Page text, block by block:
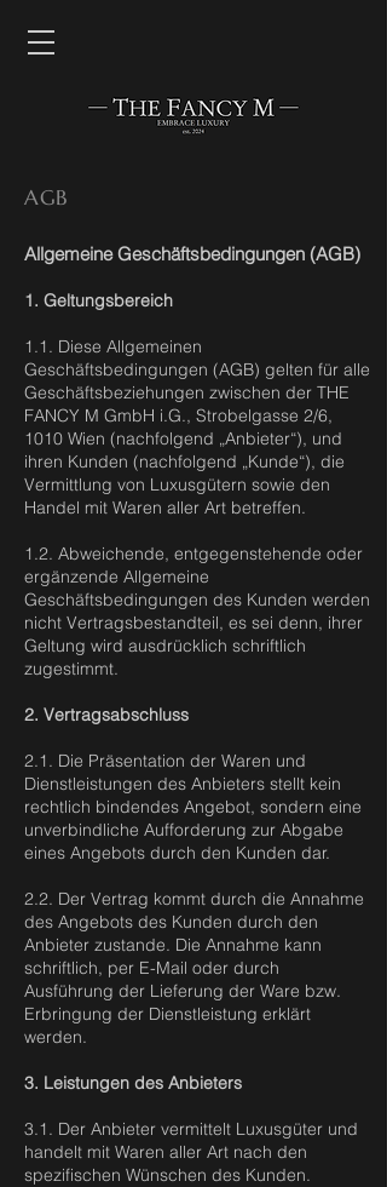
AGB
Allgemeine Geschäftsbedingungen (AGB)
1. Geltungsbereich
1.1. Diese Allgemeinen
Geschäftsbedingungen (AGB) gelten für alle
Geschäftsbeziehungen zwischen der THE
FANCY M GmbH i.G., Strobelgasse 2/6,
1010 Wien (nachfolgend „Anbieter“), und
ihren Kunden (nachfolgend „Kunde“), die
Vermittlung von Luxusgütern sowie den
Handel mit Waren aller Art betreffen.
1.2. Abweichende, entgegenstehende oder
ergänzende Allgemeine
Geschäftsbedingungen des Kunden werden
nicht Vertragsbestandteil, es sei denn, ihrer
Geltung wird ausdrücklich schriftlich
zugestimmt.
2. Vertragsabschluss
2.1. Die Präsentation der Waren und
Dienstleistungen des Anbieters stellt kein
rechtlich bindendes Angebot, sondern eine
unverbindliche Aufforderung zur Abgabe
eines Angebots durch den Kunden dar.
2.2. Der Vertrag kommt durch die Annahme
des Angebots des Kunden durch den
Anbieter zustande. Die Annahme kann
schriftlich, per E-Mail oder durch
Ausführung der Lieferung der Ware bzw.
Erbringung der Dienstleistung erklärt
werden.
3. Leistungen des Anbieters
3.1. Der Anbieter vermittelt Luxusgüter und
handelt mit Waren aller Art nach den
spezifischen Wünschen des Kunden.